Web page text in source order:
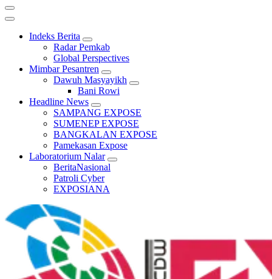
Indeks Berita
Radar Pemkab
Global Perspectives
Mimbar Pesantren
Dawuh Masyayikh
Bani Rowi
Headline News
SAMPANG EXPOSE
SUMENEP EXPOSE
BANGKALAN EXPOSE
Pamekasan Expose
Laboratorium Nalar
BeritaNasional
Patroli Cyber
EXPOSIANA